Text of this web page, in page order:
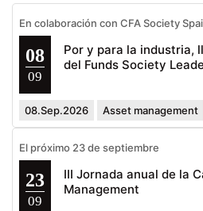
En colaboración con CFA Society
08
09
Por y para la industria,
del Funds Society
08.Sep.2026 Asset management
El próximo 23 de septiembre
23
09
III Jornada anual de la
Management